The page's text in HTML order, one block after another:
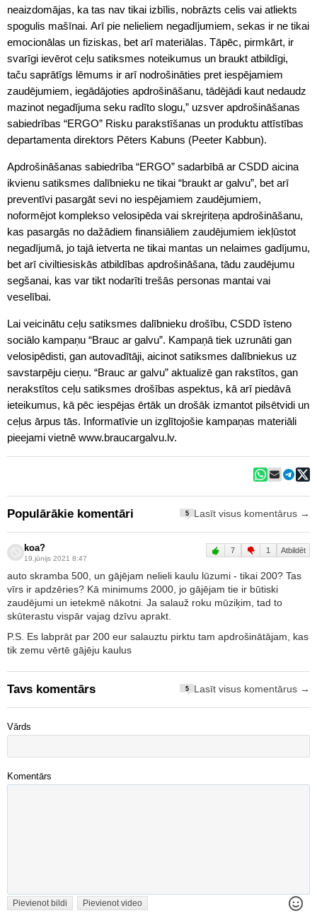
neaizdomājas, ka tas nav tikai izbīlis, nobrāzts celis vai atliekts
spogulis mašīnai. Arī pie nelieliem negadījumiem, sekas ir ne tikai
emocionālas un fiziskas, bet arī materiālas. Tāpēc, pirmkārt, ir
svarīgi ievērot ceļu satiksmes noteikumus un braukt atbildīgi,
taču saprātīgs lēmums ir arī nodrošināties pret iespējamiem
zaudējumiem, iegādājoties apdrošināšanu, tādējādi kaut nedaudz
mazinot negadījuma seku radīto slogu,” uzsver apdrošināšanas
sabiedrības “ERGO” Risku parakstīšanas un produktu attīstības
departamenta direktors Pēters Kabuns (Peeter Kabbun).
Apdrošināšanas sabiedrība “ERGO” sadarbībā ar CSDD aicina
ikvienu satiksmes dalībnieku ne tikai “braukt ar galvu”, bet arī
preventīvi pasargāt sevi no iespējamiem zaudējumiem,
noformējot komplekso velosipēda vai skrejriteņa apdrošināšanu,
kas pasargās no dažādiem finansiāliem zaudējumiem iekļūstot
negadījumā, jo tajā ietverta ne tikai mantas un nelaimes gadījumu,
bet arī civiltiesiskās atbildības apdrošināšana, tādu zaudējumu
segšanai, kas var tikt nodarīti trešās personas mantai vai
veselībai.
Lai veicinātu ceļu satiksmes dalībnieku drošību, CSDD īsteno
sociālo kampaņu “Brauc ar galvu”. Kampaņā tiek uzrunāti gan
velosipēdisti, gan autovadītāji, aicinot satiksmes dalībniekus uz
savstarpēju cieņu. “Brauc ar galvu” aktualizē gan rakstītos, gan
nerakstītos ceļu satiksmes drošības aspektus, kā arī piedāvā
ieteikumus, kā pēc iespējas ērtāk un drošāk izmantot pilsētvidi un
ceļus ārpus tās. Informatīvie un izglītojošie kampaņas materiāli
pieejami vietnē www.braucargalvu.lv.
Populārākie komentāri 5 Lasīt visus komentārus →
koa?
19.jūnijs 2021 8:47
7 1 Atbildēt
auto skramba 500, un gājējam nelieli kaulu lūzumi - tikai 200? Tas
vīrs ir apdzēries? Kā minimums 2000, jo gājējam tie ir būtiski
zaudējumi un ietekmē nākotni. Ja salauž roku mūziķim, tad to
skūterastu vispār vajag dzīvu aprakt.
P.S. Es labprāt par 200 eur salauztu pirktu tam apdrošinātājam, kas
tik zemu vērtē gājēju kaulus
Tavs komentārs 5 Lasīt visus komentārus →
Vārds
Komentārs
Pievienot bildi Pievienot video